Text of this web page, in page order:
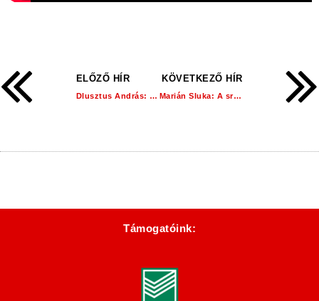
ELŐZŐ HÍR
Dlusztus András: Csak a célunk lebeg a szemünk előtt!
KÖVETKEZŐ HÍR
Marián Sluka: A srácok büszkék lehetnek magukra!
Támogatóink: